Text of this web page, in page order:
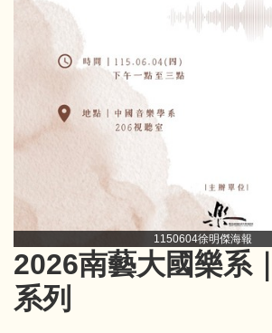
1150604徐明傑海報
2026南藝大國樂系
系列